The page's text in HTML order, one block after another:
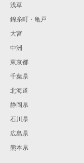
浅草
錦糸町・亀戸
大宮
中洲
東京都
千葉県
北海道
静岡県
石川県
広島県
熊本県